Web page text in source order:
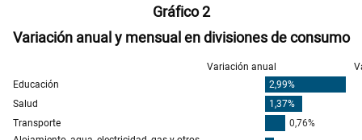
Gráfico 2
Variación anual y mensual en divisiones de consumo